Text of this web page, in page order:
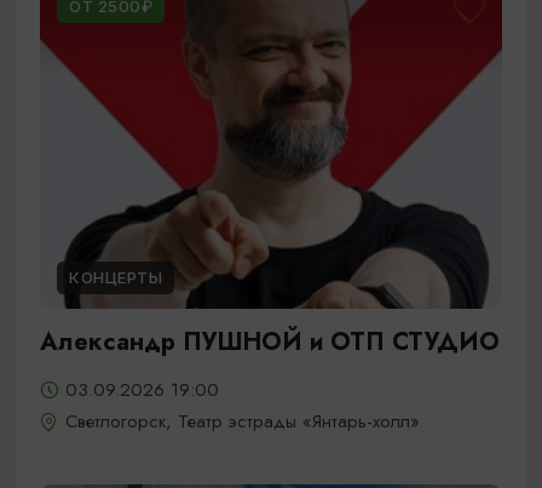
ОТ 2500₽
КОНЦЕРТЫ
Александр ПУШНОЙ и ОТП СТУДИО
03.09.2026 19:00
Светлогорск, Театр эстрады «Янтарь-холл»